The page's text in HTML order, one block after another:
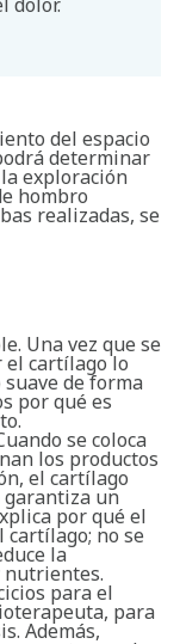
del espacio
determinar
exploración
hombro
realizadas, se
Una vez que se
el cartílago lo
de forma
por qué es
se coloca
los productos
el cartílago
un
por qué el
no se
la
nutrientes.
para el
para
Además,